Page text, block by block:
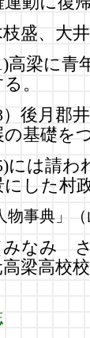
盛、大
高梁に
。
）後月郡
基礎を
には請
にした村
事典」
なみ さ
梁高校